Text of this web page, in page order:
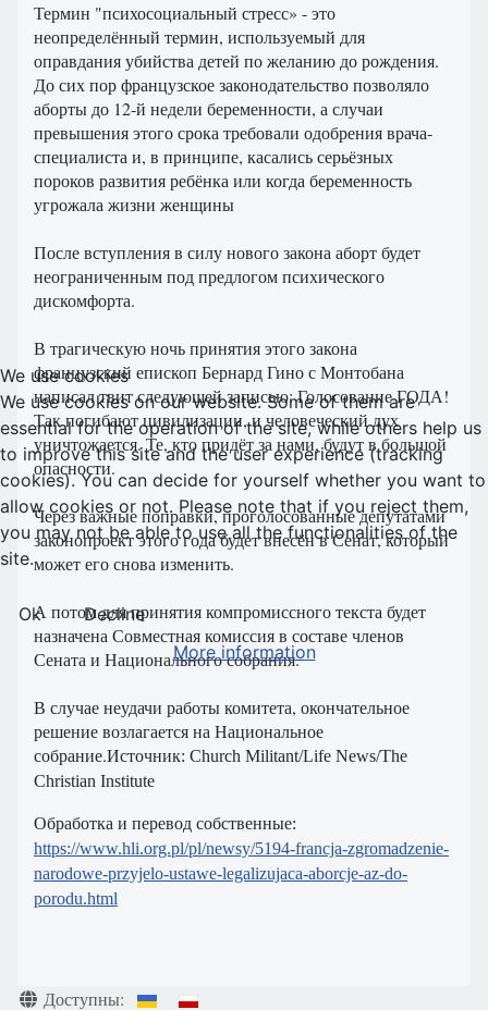
Термин "психосоциальный стресс» - это
неопределённый термин, используемый для
оправдания убийства детей по желанию до рождения.
До сих пор французское законодательство позволяло
аборты до 12-й недели беременности, а случаи
превышения этого срока требовали одобрения врача-
специалиста и, в принципе, касались серьёзных
пороков развития ребёнка или когда беременность
угрожала жизни женщины
После вступления в силу нового закона аборт будет
неограниченным под предлогом психического
дискомфорта.
В трагическую ночь принятия этого закона
французский епископ Бернард Гино с Монтобана
написал твит следующей записью: Голосование ГОДА!
Так погибают цивилизации, и человеческий дух
уничтожается. Те, кто придёт за нами, будут в большой
опасности.
Через важные поправки, проголосованные депутатами
законопроект этого года будет внесён в Сенат, который
может его снова изменить.
А потом для принятия компромиссного текста будет
назначена Совместная комиссия в составе членов
Сената и Национального собрания.
В случае неудачи работы комитета, окончательное
решение возлагается на Национальное
собрание.Источник: Church Militant/Life News/The
Christian Institute
Обработка и перевод собственные:
https://www.hli.org.pl/pl/newsy/5194-francja-zgromadzenie-
narodowe-przyjelo-ustawe-legalizujaca-aborcje-az-do-
porodu.html
Информация о материале
Доступны:
We use cookies
We use cookies on our website. Some of them are
essential for the operation of the site, while others help us
to improve this site and the user experience (tracking
cookies). You can decide for yourself whether you want to
allow cookies or not. Please note that if you reject them,
you may not be able to use all the functionalities of the
site.
Ok
Decline
More information